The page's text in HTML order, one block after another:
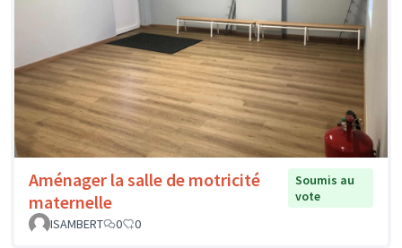
Aménager la salle de motricité
maternelle
Soumis au
vote
ISAMBERT
0 0